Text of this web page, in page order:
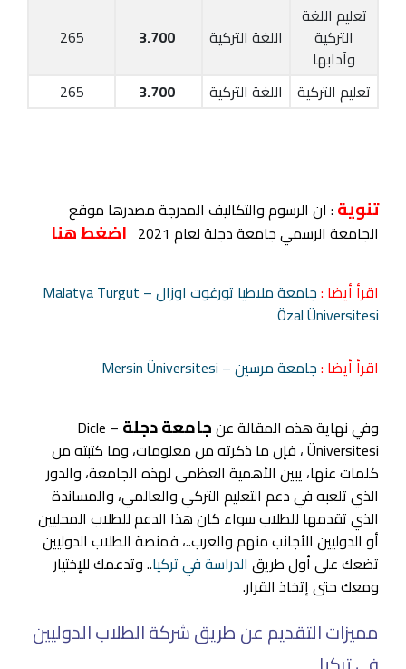
تعليم اللغة
التركية
وآدابها
اللغة التركية 3.700
265
تعليم التركية اللغة التركية 3.700
265
تنوية : ان الرسوم والتكاليف المدرجة مصدرها موقع
الجامعة الرسمي جامعة دجلة لعام 2021
اضغط هنا
اقرأ أيضا :
جامعة ملاطيا تورغوت اوزال – Malatya Turgut
Özal Üniversitesi
اقرأ أيضا :جامعة مرسين – Mersin Üniversitesi
وفي نهاية هذه المقالة عنجامعة دجلة
– Dicle
Üniversitesi ، فإن ما ذكرته من معلومات، وما كتبته من
كلمات عنها، يبين الأهمية العظمى لهذه الجامعة، والدور
الذي تلعبه في دعم التعليم التركي والعالمي، والمساندة
الذي تقدمها للطلاب سواء كان هذا الدعم للطلاب المحليين
أو الدوليين الأجانب منهم والعرب..، فمنصة الطلاب الدوليين
تضعك على أول طريق الدراسة في تركيا.. وتدعمك للإختيار
ومعك حتى إتخاذ القرار.
مميزات التقديم عن طريق شركة الطلاب الدوليين